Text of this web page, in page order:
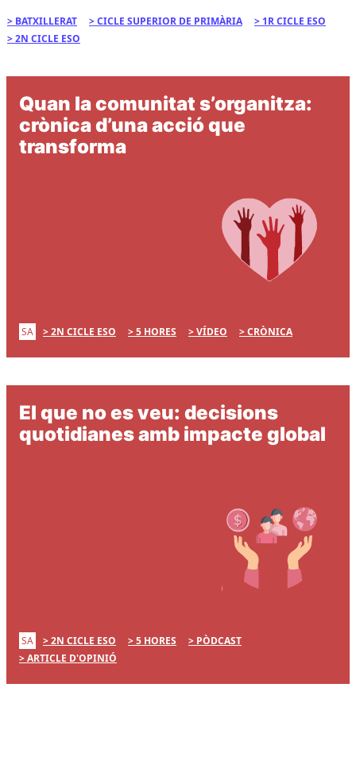
BATXILLERAT CICLE SUPERIOR DE PRIMÀRIA
1R CICLE ESO
2N CICLE ESO
Quan la comunitat s’organitza:
crònica d’una acció que
transforma
SA 2N CICLE ESO 5 HORES VÍDEO CRÒNICA
El que no es veu: decisions
quotidianes amb impacte global
SA 2N CICLE ESO 5 HORES
PÒDCAST
ARTICLE D'OPINIÓ